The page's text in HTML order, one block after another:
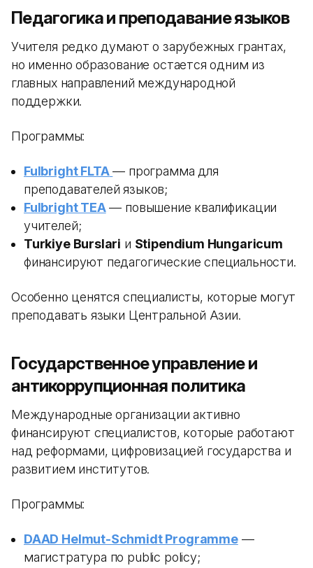
Педагогика и преподавание языков
Учителя редко думают о зарубежных грантах,
но именно образование остается одним из
главных направлений международной
поддержки.
Программы:
Fulbright FLTA — программа для
преподавателей языков;
Fulbright TEA— повышение квалификации
учителей;
Turkiye Burslari и Stipendium Hungaricum
финансируют педагогические специальности.
Особенно ценятся специалисты, которые могут
преподавать языки Центральной Азии.
Государственное управление и
антикоррупционная политика
Международные организации активно
финансируют специалистов, которые работают
над реформами, цифровизацией государства и
развитием институтов.
Программы:
DAAD Helmut-Schmidt Programme—
магистратура по public policy;